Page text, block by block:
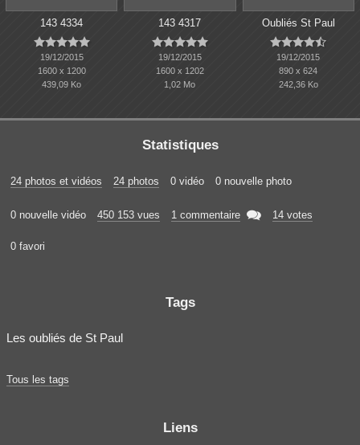
143 4334

19/12/2015
1600 x 1200
439,09 Ko
143 4317

19/12/2015
1600 x 1202
1,02 Mo
Oubliés St Paul

19/12/2015
890 x 624
242,36 Ko
Statistiques
24 photos et vidéos 24 photos 0 vidéo 0 nouvelle photo
0 nouvelle vidéo 450 153 vues 1 commentaire  14 votes
0 favori
Tags
Les oubliés de St Paul
Tous les tags
Liens